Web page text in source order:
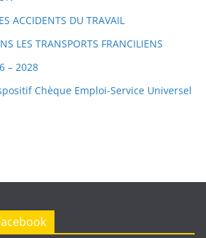
ACCIDENTS DU TRAVAIL
LES TRANSPORTS FRANCILIENS
– 2028
Chèque Emploi-Service Universel